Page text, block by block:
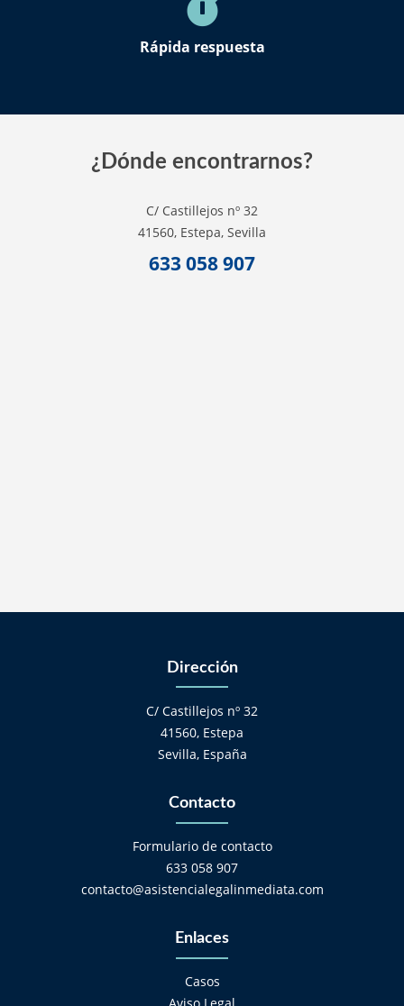
Rápida respuesta
¿Dónde encontrarnos?
C/ Castillejos nº 32
41560, Estepa, Sevilla
633 058 907
Dirección
C/ Castillejos nº 32
41560, Estepa
Sevilla, España
Contacto
Formulario de contacto
633 058 907
contacto@asistencialegalinmediata.com
Enlaces
Casos